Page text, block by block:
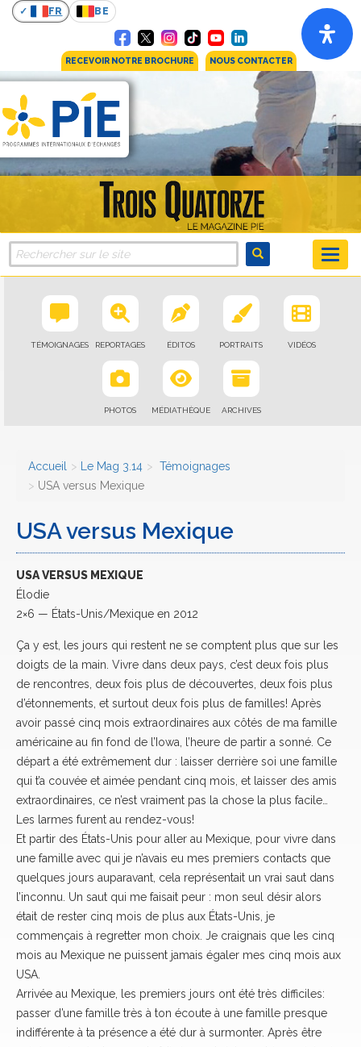
FR BE
RECEVOIR NOTRE BROCHURE NOUS CONTACTER
TÉMOIGNAGES REPORTAGES ÉDITOS PORTRAITS VIDÉOS
PHOTOS MÉDIATHÈQUE ARCHIVES
Accueil Le Mag 3.14
Témoignages
USA versus Mexique
USA versus Mexique
USA VERSUS MEXIQUE
Élodie
2×6 — États-Unis/Mexique en 2012
Ça y est, les jours qui restent ne se comptent plus que sur les
doigts de la main. Vivre dans deux pays, c’est deux fois plus
de rencontres, deux fois plus de découvertes, deux fois plus
d’étonnements, et surtout deux fois plus de familles! Après
avoir passé cinq mois extraordinaires aux côtés de ma famille
américaine au fin fond de l’Iowa, l’heure de partir a sonné. Ce
départ a été extrêmement dur : laisser derrière soi une famille
qui t’a couvée et aimée pendant cinq mois, et laisser des amis
extraordinaires, ce n’est vraiment pas la chose la plus facile…
Les larmes furent au rendez-vous!
Et partir des États-Unis pour aller au Mexique, pour vivre dans
une famille avec qui je n’avais eu mes premiers contacts que
quelques jours auparavant, cela représentait un vrai saut dans
l’inconnu. Un saut qui me faisait peur : mon seul désir alors
était de rester cinq mois de plus aux États-Unis, je
commençais à regretter mon choix. Je craignais que les cinq
mois au Mexique ne puissent jamais égaler mes cinq mois aux
USA.
Arrivée au Mexique, les premiers jours ont été très difficiles:
passer d’une famille très à ton écoute à une famille presque
indifférente à ta présence a été dur à surmonter. Après être